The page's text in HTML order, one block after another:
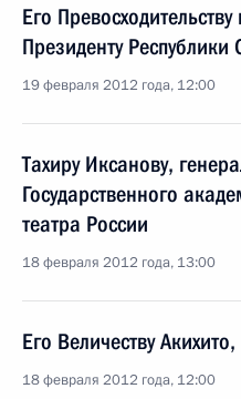
Его
Президенту Республики
19 февраля 2012 года, 12:00
Тахиру Иксанову,
Государственного
театра России
18 февраля 2012 года, 13:00
Его Величеству
18 февраля 2012 года, 12:00